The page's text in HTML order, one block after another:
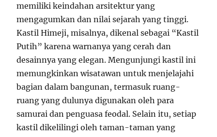
memiliki keindahan arsitektur yang
mengagumkan dan nilai sejarah yang tinggi.
Kastil Himeji, misalnya, dikenal sebagai “Kastil
Putih” karena warnanya yang cerah dan
desainnya yang elegan. Mengunjungi kastil ini
memungkinkan wisatawan untuk menjelajahi
bagian dalam bangunan, termasuk ruang-
ruang yang dulunya digunakan oleh para
samurai dan penguasa feodal. Selain itu, setiap
kastil dikelilingi oleh taman-taman yang